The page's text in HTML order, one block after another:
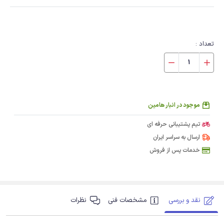
تعداد :
موجود در انبار هامین
تیم پشتیبانی حرفه ای
ارسال به سراسر ایران
خدمات پس از فروش
نقد و بررسی مشخصات فنی نظرات